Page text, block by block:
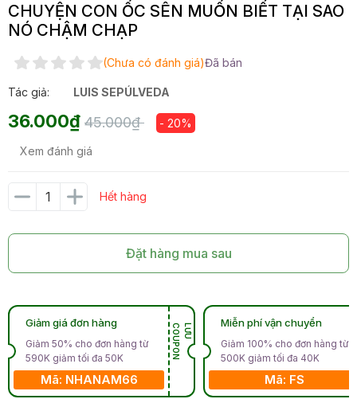
CHUYỆN CON ỐC SÊN MUỐN BIẾT TẠI SAO
NÓ CHẬM CHẠP
(Chưa có đánh giá)Đã bán
Tác giả: LUIS SEPÚLVEDA
36.000₫ 45.000₫ - 20%
Xem đánh giá
Hết hàng
Đặt hàng mua sau
Giảm giá đơn hàng
Giảm 50% cho đơn hàng từ
590K giảm tối đa 50K
Mã: NHANAM66
L
Ư
U
C
O
U
P
O
N
Miễn phí vận chuyển
Giảm 100% cho đơn hàng từ
500K giảm tối đa 40K
Mã: FS